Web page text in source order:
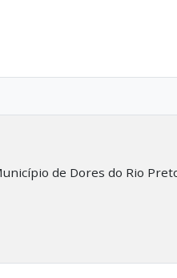
de Dores do Rio